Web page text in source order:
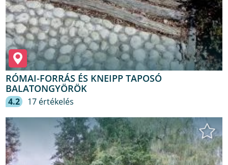
RÓMAI-FORRÁS ÉS KNEIPP TAPOSÓ
BALATONGYÖRÖK
4.2 17 értékelés